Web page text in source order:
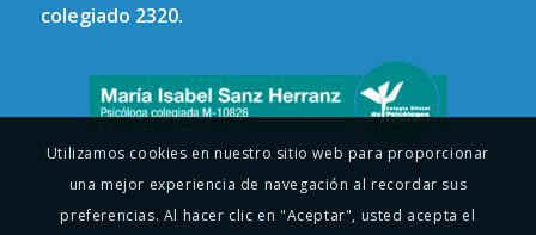
colegiado 2320.
Utilizamos cookies en nuestro sitio web para proporcionar
una mejor experiencia de navegación al recordar sus
preferencias. Al hacer clic en "Aceptar", usted acepta el